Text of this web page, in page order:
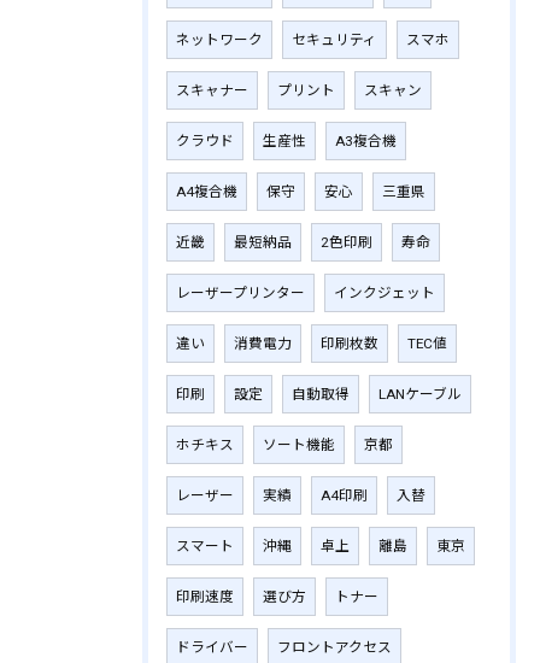
ネットワーク セキュリティ スマホ
スキャナー プリント スキャン
クラウド 生産性 A3複合機
A4複合機 保守 安心 三重県
近畿 最短納品 2色印刷 寿命
レーザープリンター インクジェット
違い 消費電力 印刷枚数 TEC値
印刷 設定 自動取得 LANケーブル
ホチキス ソート機能 京都
レーザー 実績 A4印刷 入替
スマート 沖縄 卓上 離島 東京
印刷速度 選び方 トナー
ドライバー フロントアクセス